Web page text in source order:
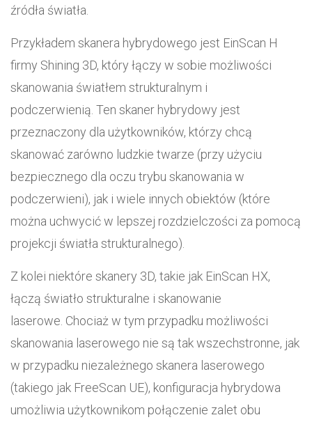
źródła światła.
Przykładem skanera hybrydowego jest EinScan H
firmy Shining 3D, który łączy w sobie możliwości
skanowania światłem strukturalnym i
podczerwienią. Ten skaner hybrydowy jest
przeznaczony dla użytkowników, którzy chcą
skanować zarówno ludzkie twarze (przy użyciu
bezpiecznego dla oczu trybu skanowania w
podczerwieni), jak i wiele innych obiektów (które
można uchwycić w lepszej rozdzielczości za pomocą
projekcji światła strukturalnego).
Z kolei niektóre skanery 3D, takie jak EinScan HX,
łączą światło strukturalne i skanowanie
laserowe. Chociaż w tym przypadku możliwości
skanowania laserowego nie są tak wszechstronne, jak
w przypadku niezależnego skanera laserowego
(takiego jak FreeScan UE), konfiguracja hybrydowa
umożliwia użytkownikom połączenie zalet obu